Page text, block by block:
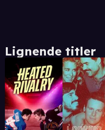
Lignende titler